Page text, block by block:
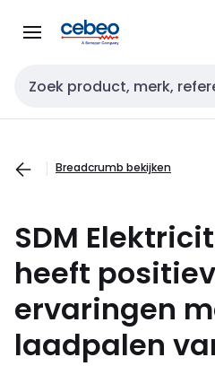
naar
naar
Zoekveld invoer
Breadcrumb bekijken
SDM
heeft
ervaringen
laadpalen